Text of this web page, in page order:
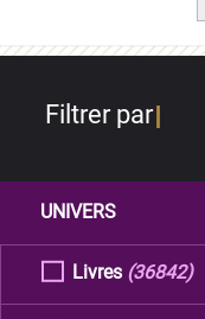
Filtrer par
UNIVERS
Livres (36842)